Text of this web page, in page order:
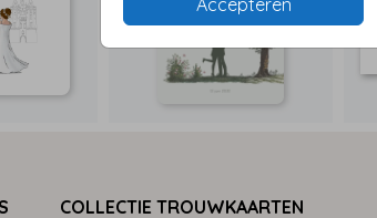
Accepteren
COLLECTIE TROUWKAARTEN